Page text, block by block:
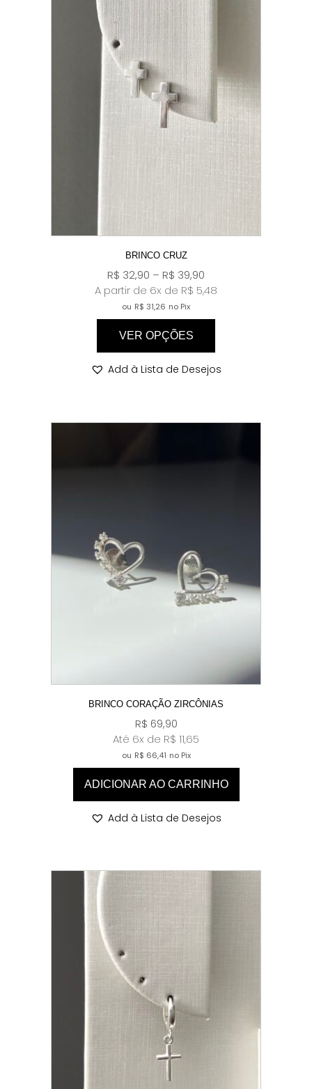
BRINCO CRUZ
R$ 32,90 – R$ 39,90
A partir de 6x de R$ 5,48
ou R$ 31,26 no Pix
VER OPÇÕES
Add à Lista de Desejos
BRINCO CORAÇÃO ZIRCÔNIAS
R$ 69,90
Até 6x de R$ 11,65
ou R$ 66,41 no Pix
ADICIONAR AO CARRINHO
Add à Lista de Desejos